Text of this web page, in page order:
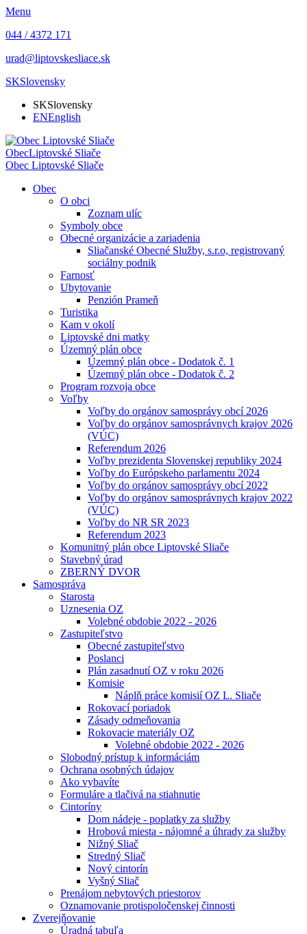
Menu
044 / 4372 171
urad@liptovskesliace.sk
SKSlovensky
SKSlovensky
ENEnglish
ObecLiptovské Sliače
Obec Liptovské Sliače
Obec
O obci
Zoznam ulíc
Symboly obce
Obecné organizácie a zariadenia
Sliačanské Obecné Služby, s.r.o, registrovaný
sociálny podnik
Farnosť
Ubytovanie
Penzión Prameň
Turistika
Kam v okolí
Liptovské dni matky
Územný plán obce
Územný plán obce - Dodatok č. 1
Územný plán obce - Dodatok č. 2
Program rozvoja obce
Voľby
Voľby do orgánov samosprávy obcí 2026
Voľby do orgánov samosprávnych krajov 2026
(VÚC)
Referendum 2026
Voľby prezidenta Slovenskej republiky 2024
Voľby do Európskeho parlamentu 2024
Voľby do orgánov samosprávy obcí 2022
Voľby do orgánov samosprávnych krajov 2022
(VÚC)
Voľby do NR SR 2023
Referendum 2023
Komunitný plán obce Liptovské Sliače
Stavebný úrad
ZBERNÝ DVOR
Samospráva
Starosta
Uznesenia OZ
Volebné obdobie 2022 - 2026
Zastupiteľstvo
Obecné zastupiteľstvo
Poslanci
Plán zasadnutí OZ v roku 2026
Komisie
Náplň práce komisií OZ L. Sliače
Rokovací poriadok
Zásady odmeňovania
Rokovacie materiály OZ
Volebné obdobie 2022 - 2026
Slobodný prístup k informáciám
Ochrana osobných údajov
Ako vybavíte
Formuláre a tlačivá na stiahnutie
Cintoríny
Dom nádeje - poplatky za služby
Hrobová miesta - nájomné a úhrady za služby
Nižný Sliač
Stredný Sliač
Nový cintorín
Vyšný Sliač
Prenájom nebytových priestorov
Oznamovanie protispoločenskej činnosti
Zverejňovanie
Úradná tabuľa